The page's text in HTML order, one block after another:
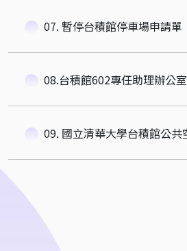
07. 暫停台積館停車場申請單